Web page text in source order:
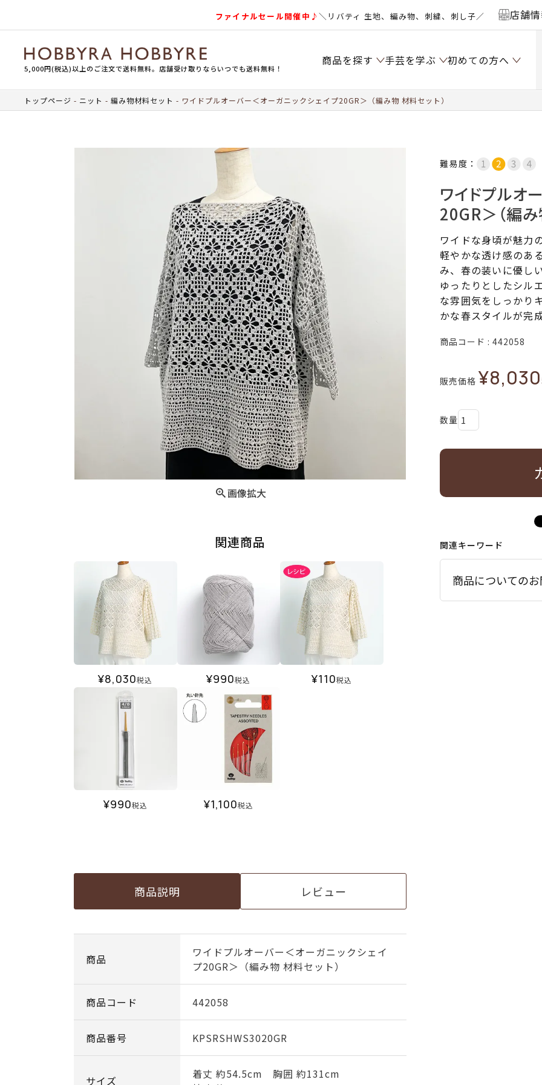
ファイナルセール開催中♪＼リバティ 生地、編み物、刺繍、刺し子／ 店舗
5,000円(税込)以上のご注文で送料無料。店舗受け取りならいつでも送料無料！
商品を探す 手芸を学ぶ 初めての方へ
トップページ ニット 編み物材料セット ワイドプルオーバー＜オーガニックシェイプ20GR＞（編み物 材料セット）
画像拡大
関連商品
¥8,030税込 ¥990税込 ¥110税込
¥990税込 ¥1,100税込
商品説明 レビュー
商品
ワイドプルオーバー＜オーガニックシェイ
プ20GR＞（編み物 材料セット）
商品コード 442058
商品番号 KPSRSHWS3020GR
サイズ
着丈 約54.5cm 胸囲 約131cm
難易度：
ワイドプルオ
20GR＞（編
ワイドな身頃が魅力
軽やかな透け感のあ
み、春の装いに優し
ゆったりとしたシル
な雰囲気をしっかり
かな春スタイルが完
商品コード 442058
販売価格 ¥8,030
関連キーワード
商品についての